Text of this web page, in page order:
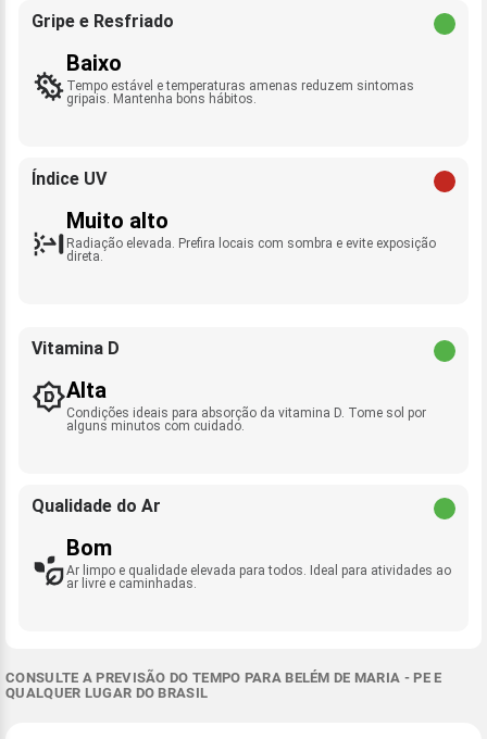
Gripe e Resfriado
Baixo
Tempo estável e temperaturas amenas reduzem sintomas
gripais. Mantenha bons hábitos.
Índice UV
Muito alto
Radiação elevada. Prefira locais com sombra e evite exposição
direta.
Vitamina D
Alta
Condições ideais para absorção da vitamina D. Tome sol por
alguns minutos com cuidado.
Qualidade do Ar
Bom
Ar limpo e qualidade elevada para todos. Ideal para atividades ao
ar livre e caminhadas.
CONSULTE A PREVISÃO DO TEMPO PARA BELÉM DE MARIA - PE E
QUALQUER LUGAR DO BRASIL